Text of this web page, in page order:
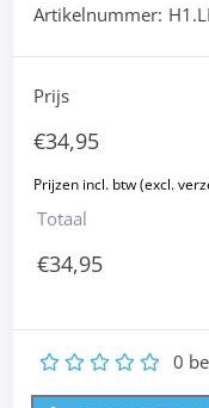
Artikelnummer:
Prijs
€34,95
Totaal
€34,95
5
4
3
2 0